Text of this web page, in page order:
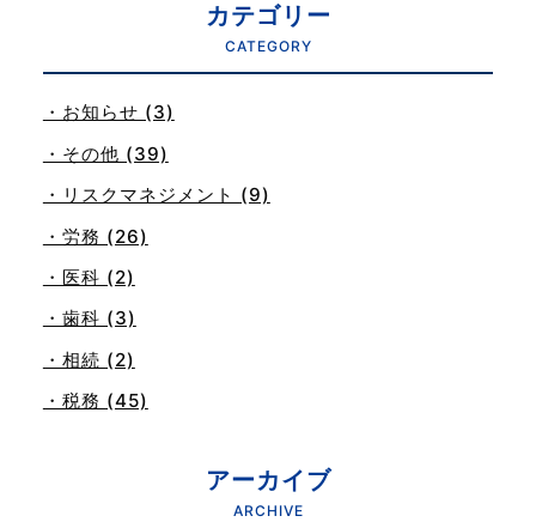
カテゴリー
CATEGORY
・お知らせ (3)
・その他 (39)
・リスクマネジメント (9)
・労務 (26)
・医科 (2)
・歯科 (3)
・相続 (2)
・税務 (45)
アーカイブ
ARCHIVE